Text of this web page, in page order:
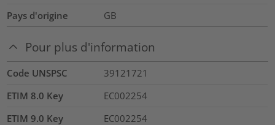
Pays d'origine
GB
Pour plus d'information
Code UNSPSC
39121721
ETIM 8.0 Key
EC002254
ETIM 9.0 Key
EC002254